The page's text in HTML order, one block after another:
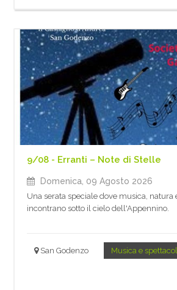
9/08 - Erranti – Note di Stelle
Domenica, 09 Agosto 2026
Una serata speciale dove musica, natura
incontrano sotto il cielo dell'Appennino.
San Godenzo Musica e